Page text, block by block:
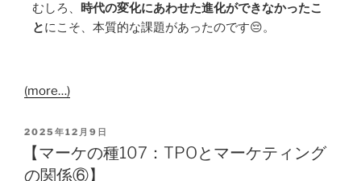
むしろ、 時代の変化にあわせた進化ができなかったこ
とにこそ、本質的な課題があったのです😔。
(more…)
2025年12月9日
【マーケの種107：TPOとマーケティング
の関係⑥】